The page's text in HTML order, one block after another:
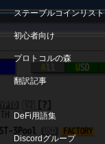
ステーブルコインリスト
初心者向け
プロトコルの森
翻訳記事
DeFi用語集
Discordグループ